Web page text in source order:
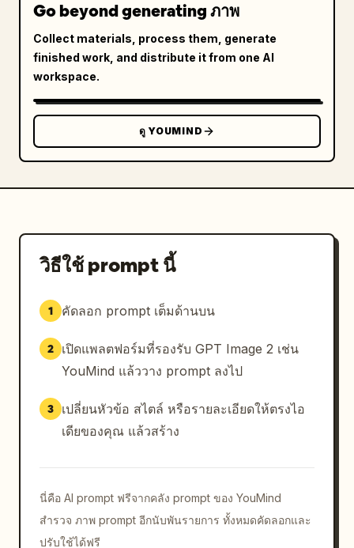
atmosphere","composition":"medium shot
man standing behind her","characters":
[{"role":"man","wardrobe":"dark long-sleeve
shirt and light beige apron","action":"gently
massages her shoulders"},
{"role":"woman","wardrobe":"soft pink knit
loungewear cardigan and pants","action":"sits
relaxed on sofa, slightly turned toward
{"speaker":"นางเอก","color":"white","text":"ยั
งรู้จักเอาใจนะ"}],"mood":"secret married life,
affectionate and warm"},{"title":"ช็อตที่
ลิฟต์","scene":"corporate elevator interior
lighting","composition":"split into 2 stacked
frames showing the same elevator situation
angle","frame_count":2,"frames":
[{"position":"top","characters":[{"role":"man
tie, standing in center facing forward"},
{"role":"woman","wardrobe":"light gray
blazer, standing at right in
Go beyond generating ภาพ
Collect materials, process them, generate
finished work, and distribute it from one AI
workspace.
ดู YOUMIND
วิธีใช้ prompt นี้
1 คัดลอก prompt เต็มด้านบน
2
เปิดแพลตฟอร์มที่รองรับ GPT Image 2 เช่น
YouMind แล้ววาง prompt ลงไป
3
เปลี่ยนหัวข้อ สไตล์ หรือรายละเอียดให้ตรงไอ
เดียของคุณ แล้วสร้าง
นี่คือ AI prompt ฟรีจากคลัง prompt ของ YouMind
สำรวจ ภาพ prompt อีกนับพันรายการ ทั้งหมดคัดลอกและ
ปรับใช้ได้ฟรี